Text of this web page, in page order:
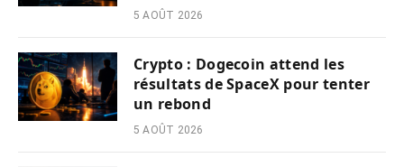
5 AOÛT 2026
Crypto : Dogecoin attend les
résultats de SpaceX pour tenter
un rebond
5 AOÛT 2026